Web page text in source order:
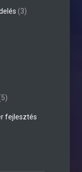
(3)
fejlesztés